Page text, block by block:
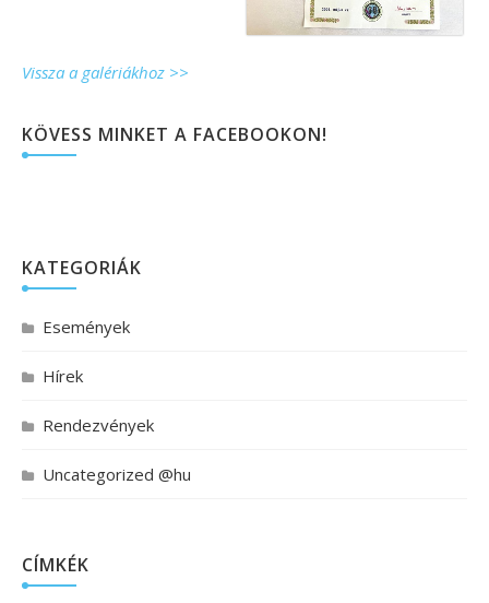
Vissza a galériákhoz >>
KÖVESS MINKET A FACEBOOKON!
KATEGORIÁK
Események
Hírek
Rendezvények
Uncategorized @hu
CÍMKÉK